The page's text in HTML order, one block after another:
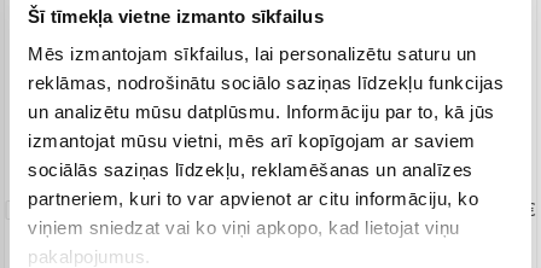
Šī tīmekļa vietne izmanto sīkfailus
Mēs izmantojam sīkfailus, lai personalizētu saturu un
reklāmas, nodrošinātu sociālo saziņas līdzekļu funkcijas
un analizētu mūsu datplūsmu. Informāciju par to, kā jūs
izmantojat mūsu vietni, mēs arī kopīgojam ar saviem
sociālās saziņas līdzekļu, reklamēšanas un analīzes
partneriem, kuri to var apvienot ar citu informāciju, ko
viņiem sniedzat vai ko viņi apkopo, kad lietojat viņu
pakalpojumus.
Piegāde: 1-4 d.d.
Saņem konsultāciju un īpašu cenu
KONSULTĀCIJA un īpašas cenas Jums
pakalpojums
19,99 €